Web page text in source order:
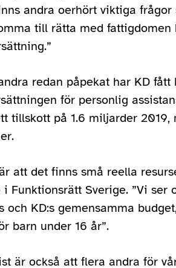
andra oerhört viktiga
till rätta med
redan påpekat har KD
för personlig
tillskott på 1.6 miljarder
att det finns små reella
Funktionsrätt Sverige. ”Vi
och KD:s gemensamma
barn under 16 år”.
är också att flera andra för